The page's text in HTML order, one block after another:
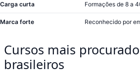
Carga curta Formações de 8 a
Marca forte Reconhecido por
Cursos mais
brasileiros